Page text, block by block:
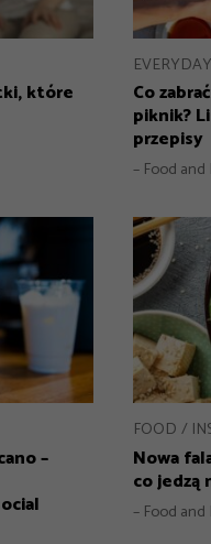
które
EVERYDAY
Co
piknik?
przepisy
– Food
–
FOOD
Nowa
co jedzą
– Food